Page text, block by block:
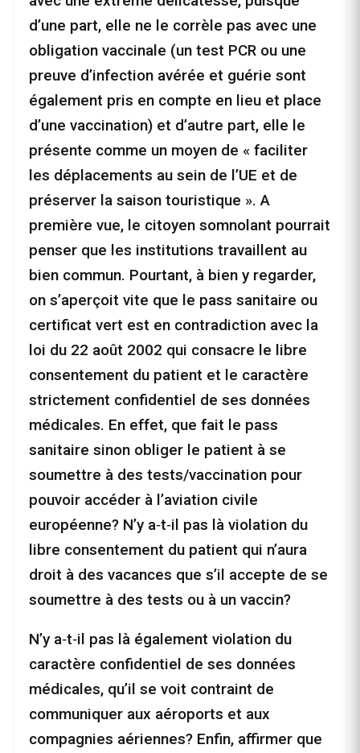
d’une part, elle ne le corrèle pas avec une
obligation vaccinale (un test PCR ou une
preuve d’infection avérée et guérie sont
également pris en compte en lieu et place
d’une vaccination) et d’autre part, elle le
présente comme un moyen de « faciliter
les déplacements au sein de l’UE et de
préserver la saison touristique ». A
première vue, le citoyen somnolant pourrait
penser que les institutions travaillent au
bien commun. Pourtant, à bien y regarder,
on s’aperçoit vite que le pass sanitaire ou
certificat vert est en contradiction avec la
loi du 22 août 2002 qui consacre le libre
consentement du patient et le caractère
strictement confidentiel de ses données
médicales. En effet, que fait le pass
sanitaire sinon obliger le patient à se
soumettre à des tests/vaccination pour
pouvoir accéder à l’aviation civile
européenne? N’y a‑t‑il pas là violation du
libre consentement du patient qui n’aura
droit à des vacances que s’il accepte de se
soumettre à des tests ou à un vaccin?
N’y a‑t‑il pas là également violation du
caractère confidentiel de ses données
médicales, qu’il se voit contraint de
communiquer aux aéroports et aux
compagnies aériennes? Enfin, affirmer que